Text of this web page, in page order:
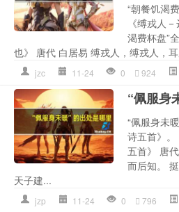
“朝餐饥渴
《缚戎人
渴费杯盘”
也》 唐代 白居易 缚戎人，缚戎人，
jzc 11-24 0 924
“佩服身
“佩服身未
诗五首》。
五首》 唐
而后知。
天子建...
jzp 11-24 0 796